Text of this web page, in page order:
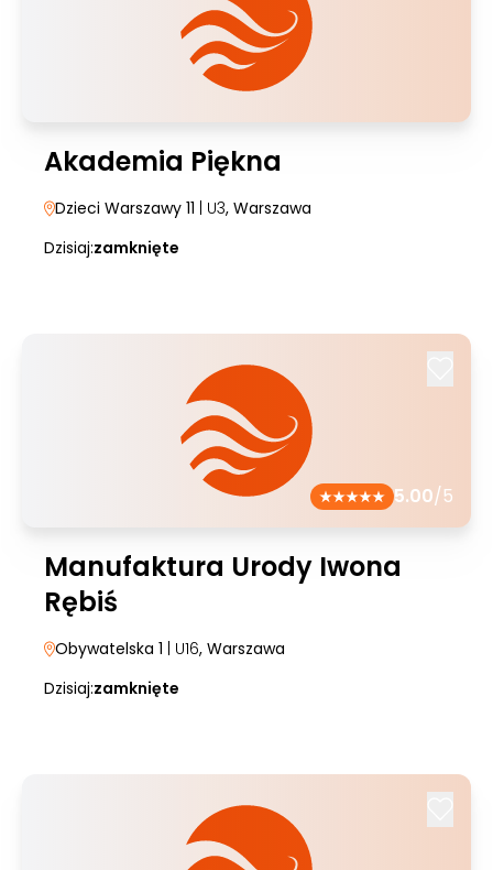
Akademia Piękna
Dzieci Warszawy 11 | U3, Warszawa
Dzisiaj:zamknięte
5.00/5
Manufaktura Urody Iwona
Rębiś
Obywatelska 1 | U16, Warszawa
Dzisiaj:zamknięte